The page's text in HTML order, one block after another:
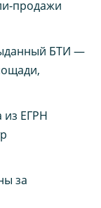
продажи
БТИ —
из ЕГРН
за